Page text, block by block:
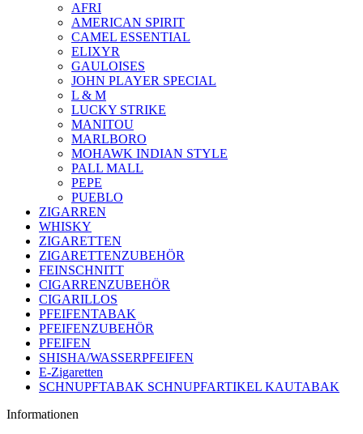
AFRI
AMERICAN SPIRIT
CAMEL ESSENTIAL
ELIXYR
GAULOISES
JOHN PLAYER SPECIAL
L & M
LUCKY STRIKE
MANITOU
MARLBORO
MOHAWK INDIAN STYLE
PALL MALL
PEPE
PUEBLO
ZIGARREN
WHISKY
ZIGARETTEN
ZIGARETTENZUBEHÖR
FEINSCHNITT
CIGARRENZUBEHÖR
CIGARILLOS
PFEIFENTABAK
PFEIFENZUBEHÖR
PFEIFEN
SHISHA/WASSERPFEIFEN
E-Zigaretten
SCHNUPFTABAK SCHNUPFARTIKEL KAUTABAK
Informationen